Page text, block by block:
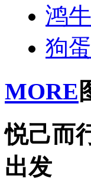
鸿牛
狗蛋
MORE
悦己而
出发